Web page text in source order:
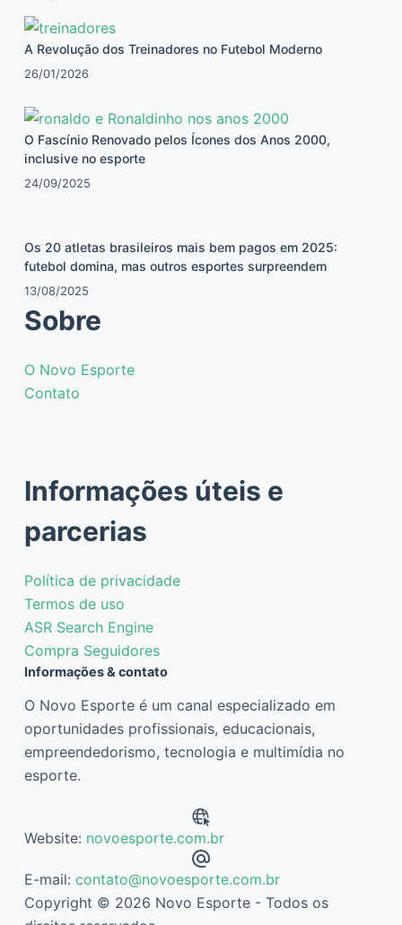
A Revolução dos Treinadores no Futebol Moderno
26/01/2026
O Fascínio Renovado pelos Ícones dos Anos 2000,
inclusive no esporte
24/09/2025
Os 20 atletas brasileiros mais bem pagos em 2025:
futebol domina, mas outros esportes surpreendem
13/08/2025
Sobre
O Novo Esporte
Contato
Informações úteis e
parcerias
Política de privacidade
Termos de uso
ASR Search Engine
Compra Seguidores
Informações & contato
O Novo Esporte é um canal especializado em
oportunidades profissionais, educacionais,
empreendedorismo, tecnologia e multimídia no
esporte.
Website: novoesporte.com.br
E-mail: contato@novoesporte.com.br
Copyright © 2026 Novo Esporte - Todos os